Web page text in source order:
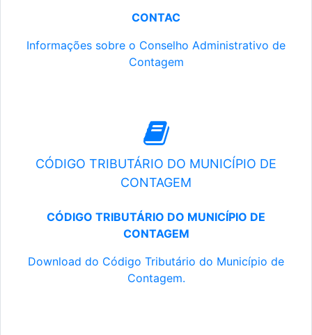
CONTAC
Informações sobre o Conselho Administrativo de
Contagem
CÓDIGO TRIBUTÁRIO DO MUNICÍPIO DE
CONTAGEM
CÓDIGO TRIBUTÁRIO DO MUNICÍPIO DE
CONTAGEM
Download do Código Tributário do Município de
Contagem.